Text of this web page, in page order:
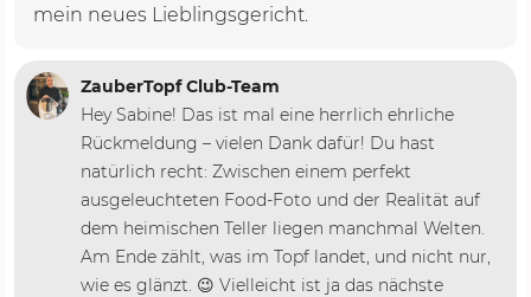
mein neues Lieblingsgericht.
ZauberTopf Club-Team
Hey Sabine! Das ist mal eine herrlich ehrliche
Rückmeldung – vielen Dank dafür! Du hast
natürlich recht: Zwischen einem perfekt
ausgeleuchteten Food-Foto und der Realität auf
dem heimischen Teller liegen manchmal Welten.
Am Ende zählt, was im Topf landet, und nicht nur,
wie es glänzt. 😉 Vielleicht ist ja das nächste